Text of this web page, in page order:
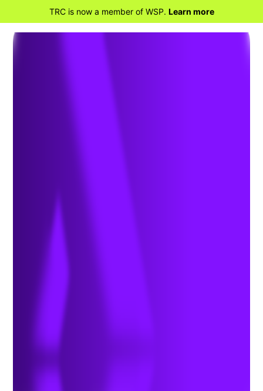
TRC is now a member of WSP. Learn more
Hygiène industrielle